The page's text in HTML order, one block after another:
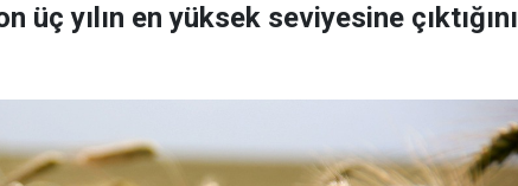
üç yılın en yüksek seviyesine çıktığını